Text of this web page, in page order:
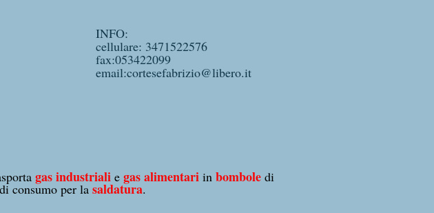
INFO:
cellulare: 3471522576
fax:053422099
email:cortesefabrizio@libero.it
gas industriali e gas alimentari in bombole di
consumo per la saldatura.